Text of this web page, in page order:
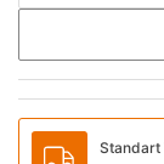
Standart